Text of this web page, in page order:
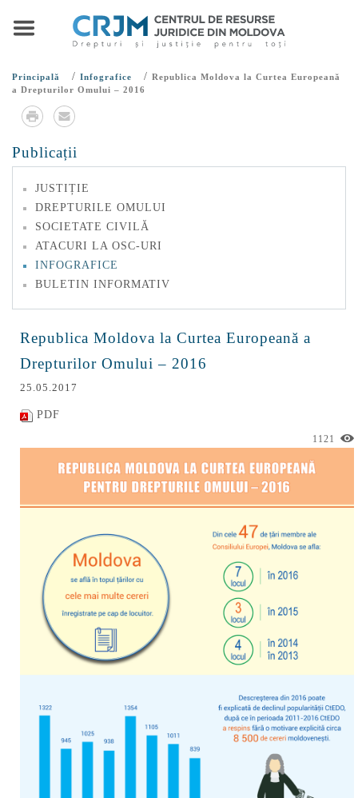
Principală / Infografice / Republica Moldova la Curtea Europeană
a Drepturilor Omului – 2016
Publicații
JUSTIȚIE
DREPTURILE OMULUI
SOCIETATE CIVILĂ
ATACURI LA OSC-URI
INFOGRAFICE
BULETIN INFORMATIV
Republica Moldova la Curtea Europeană a
Drepturilor Omului – 2016
25.05.2017
PDF
1121